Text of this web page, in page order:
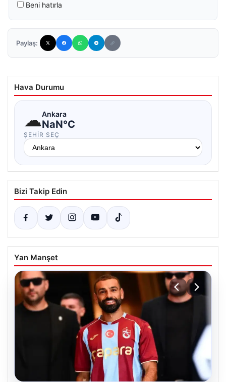
Beni hatırla
Paylaş:
Hava Durumu
☁Ankara
NaN°C
ŞEHIR SEÇ
Bizi Takip Edin
Yan Manşet